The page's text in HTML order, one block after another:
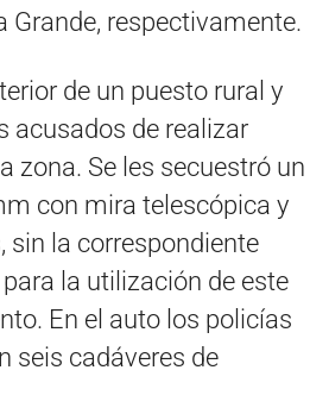
Grande, respectivamente.
de un puesto rural y
acusados de realizar
zona. Se les secuestró un
con mira telescópica y
sin la correspondiente
la utilización de este
En el auto los policías
seis cadáveres de